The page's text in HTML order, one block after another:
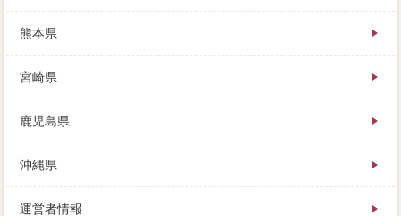
熊本県
宮崎県
鹿児島県
沖縄県
運営者情報